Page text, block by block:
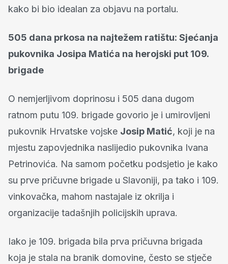
kako bi bio idealan za objavu na portalu.
505 dana prkosa na najtežem ratištu: Sjećanja
pukovnika Josipa Matića na herojski put 109.
brigade
O nemjerljivom doprinosu i 505 dana dugom
ratnom putu 109. brigade govorio je i umirovljeni
pukovnik Hrvatske vojske Josip Matić, koji je na
mjestu zapovjednika naslijedio pukovnika Ivana
Petrinovića. Na samom početku podsjetio je kako
su prve pričuvne brigade u Slavoniji, pa tako i 109.
vinkovačka, mahom nastajale iz okrilja i
organizacije tadašnjih policijskih uprava.
Iako je 109. brigada bila prva pričuvna brigada
koja je stala na branik domovine, često se stječe